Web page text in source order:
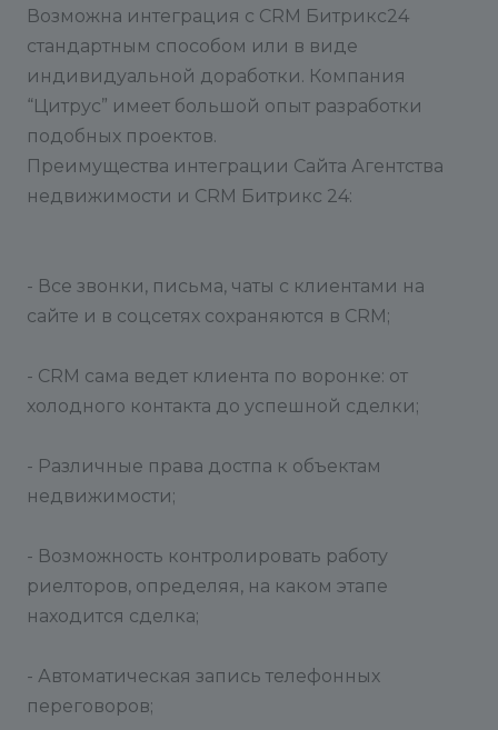
Возможна интеграция с СRM Битрикс24
стандартным способом или в виде
индивидуальной доработки. Компания
“Цитрус” имеет большой опыт разработки
подобных проектов.
Преимущества интеграции Сайта Агентства
недвижимости и CRM Битрикс 24:
- Все звонки, письма, чаты с клиентами на
сайте и в соцсетях сохраняются в CRM;
- CRM сама ведет клиента по воронке: от
холодного контакта до успешной сделки;
- Различные права достпа к объектам
недвижимости;
- Возможность контролировать работу
риелторов, определяя, на каком этапе
находится сделка;
- Автоматическая запись телефонных
переговоров;